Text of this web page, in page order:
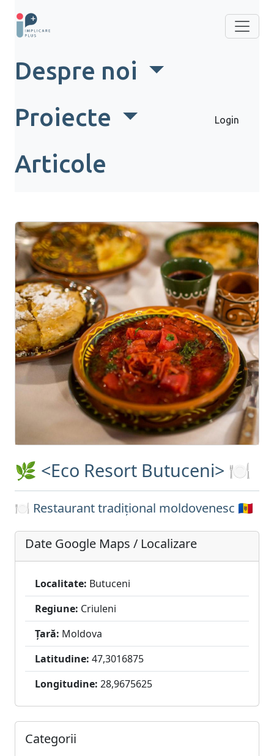
Despre noi
Proiecte
Articole
Login
🌿 <Eco Resort Butuceni> 🍽️
🍽️ Restaurant tradițional moldovenesc 🇲🇩
Date Google Maps / Localizare
Localitate: Butuceni
Regiune: Criuleni
Țară: Moldova
Latitudine: 47,3016875
Longitudine: 28,9675625
Categorii